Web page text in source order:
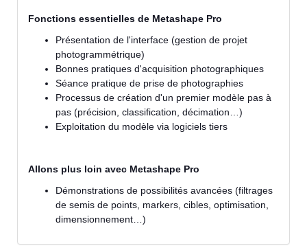
Fonctions essentielles de Metashape Pro
Présentation de l'interface (gestion de projet
photogrammétrique)
Bonnes pratiques d'acquisition photographiques
Séance pratique de prise de photographies
Processus de création d'un premier modèle pas à
pas (précision, classification, décimation…)
Exploitation du modèle via logiciels tiers
Allons plus loin avec Metashape Pro
Démonstrations de possibilités avancées (filtrages
de semis de points, markers, cibles, optimisation,
dimensionnement…)